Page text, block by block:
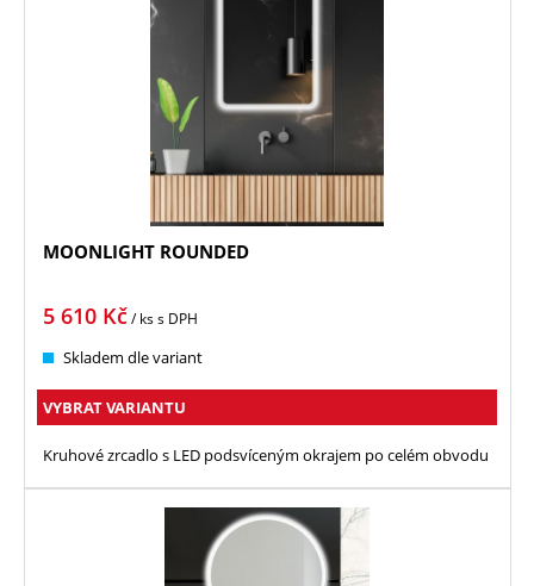
MOONLIGHT ROUNDED
5 610 Kč/ kss DPH
Skladem dle variant
VYBRAT VARIANTU
Kruhové zrcadlo s LED podsvíceným okrajem po celém obvodu